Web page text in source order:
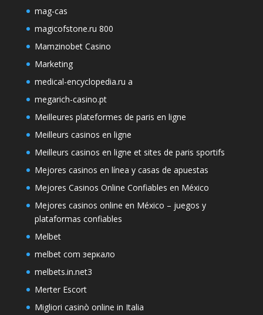
mag-cas
magicofstone.ru 800
Mamzinobet Casino
Marketing
medical-encyclopedia.ru a
megarich-casino.pt
Meilleures plateformes de paris en ligne
Meilleurs casinos en ligne
Meilleurs casinos en ligne et sites de paris sportifs
Mejores casinos en línea y casas de apuestas
Mejores Casinos Online Confiables en México
Mejores casinos online en México – juegos y
plataformas confiables
Melbet
melbet com зеркало
melbets.in.net3
Merter Escort
Migliori casinò online in Italia